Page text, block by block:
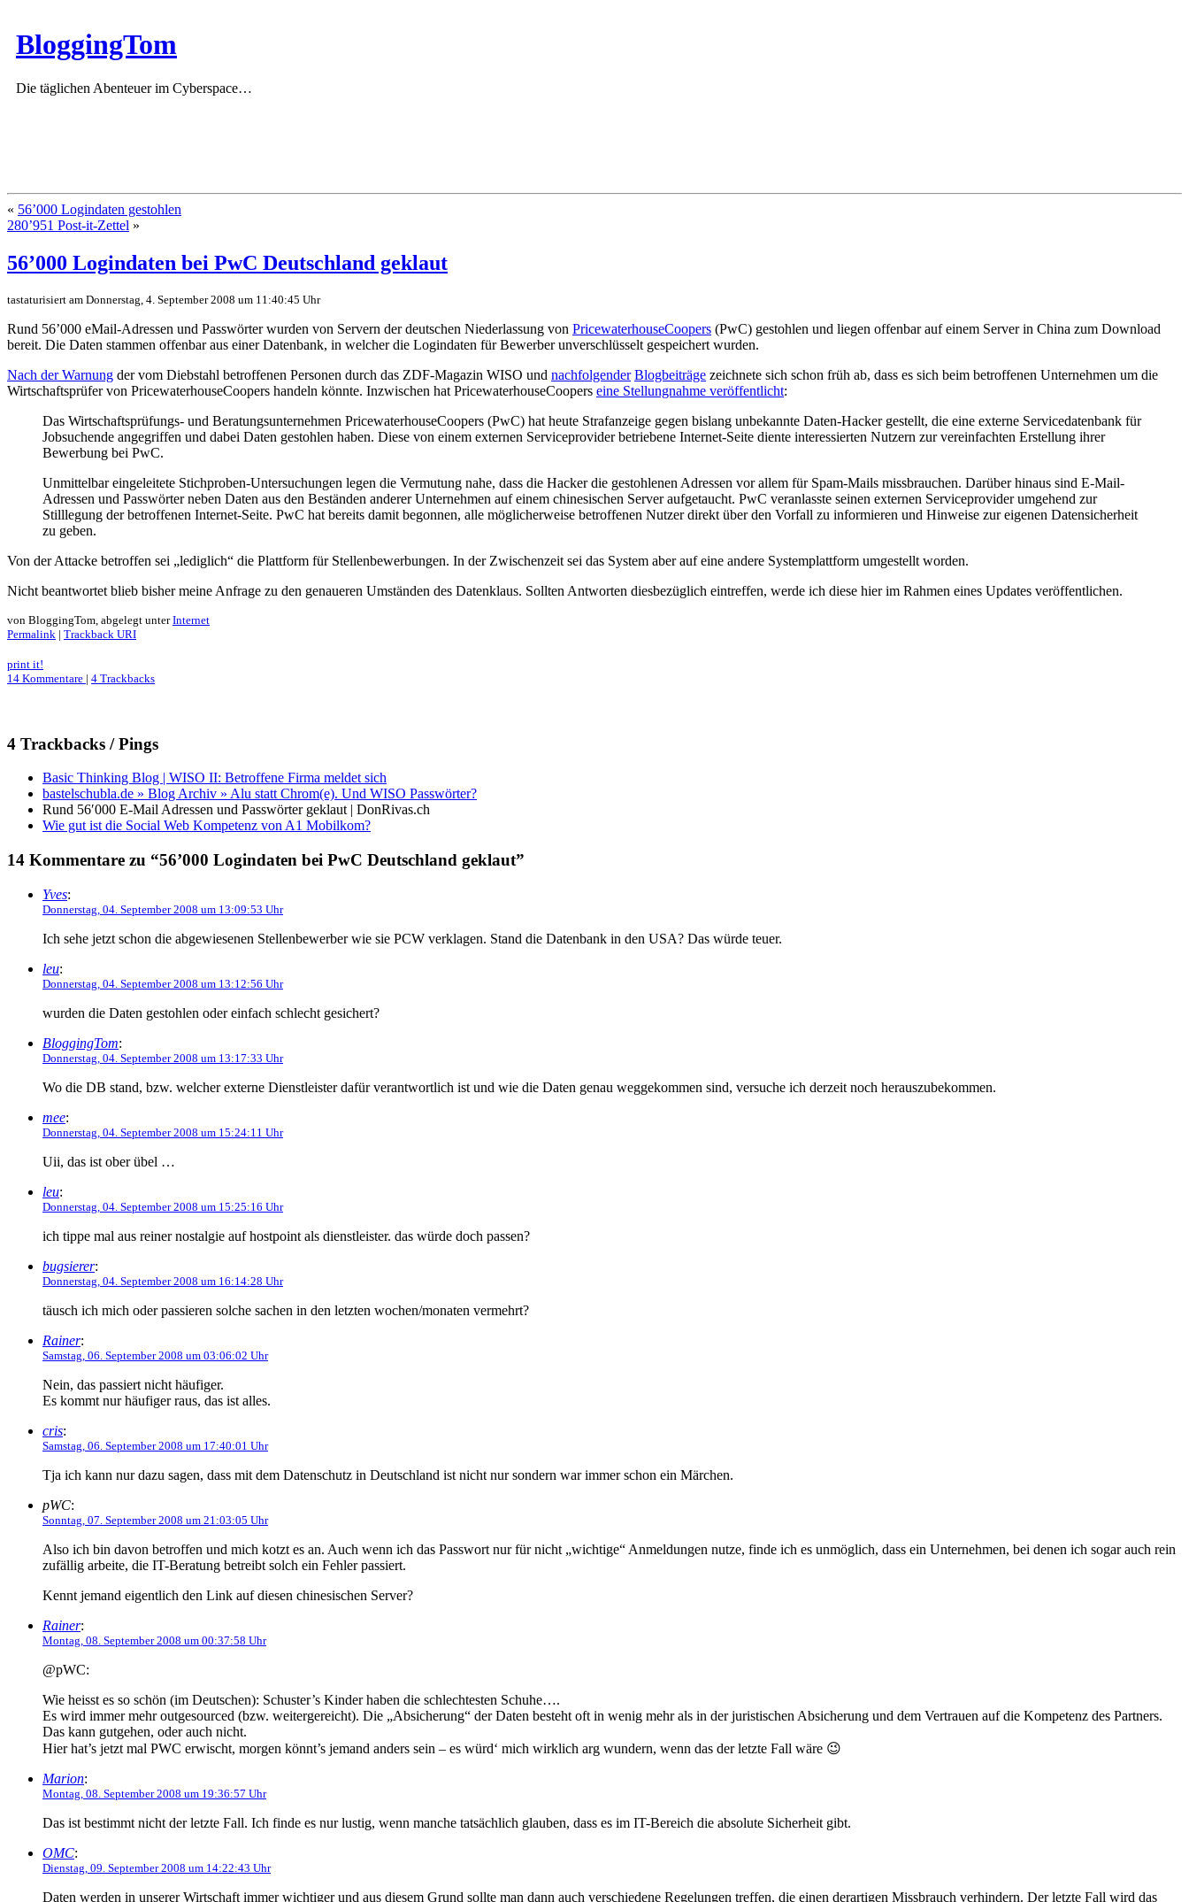
BloggingTom
Die täglichen Abenteuer im Cyberspace…
« 56’000 Logindaten gestohlen
280’951 Post-it-Zettel »
56’000 Logindaten bei PwC Deutschland geklaut
tastaturisiert am Donnerstag, 4. September 2008 um 11:40:45 Uhr
Rund 56’000 eMail-Adressen und Passwörter wurden von Servern der deutschen Niederlassung von PricewaterhouseCoopers (PwC) gestohlen und liegen offenbar auf einem Server in China zum Download
bereit. Die Daten stammen offenbar aus einer Datenbank, in welcher die Logindaten für Bewerber unverschlüsselt gespeichert wurden.
Nach der Warnung der vom Diebstahl betroffenen Personen durch das ZDF-Magazin WISO und nachfolgender Blogbeiträge zeichnete sich schon früh ab, dass es sich beim betroffenen Unternehmen um die
Wirtschaftsprüfer von PricewaterhouseCoopers handeln könnte. Inzwischen hat PricewaterhouseCoopers eine Stellungnahme veröffentlicht:
Das Wirtschaftsprüfungs- und Beratungsunternehmen PricewaterhouseCoopers (PwC) hat heute Strafanzeige gegen bislang unbekannte Daten-Hacker gestellt, die eine externe Servicedatenbank für
Jobsuchende angegriffen und dabei Daten gestohlen haben. Diese von einem externen Serviceprovider betriebene Internet-Seite diente interessierten Nutzern zur vereinfachten Erstellung ihrer
Bewerbung bei PwC.
Unmittelbar eingeleitete Stichproben-Untersuchungen legen die Vermutung nahe, dass die Hacker die gestohlenen Adressen vor allem für Spam-Mails missbrauchen. Darüber hinaus sind E-Mail-
Adressen und Passwörter neben Daten aus den Beständen anderer Unternehmen auf einem chinesischen Server aufgetaucht. PwC veranlasste seinen externen Serviceprovider umgehend zur
Stilllegung der betroffenen Internet-Seite. PwC hat bereits damit begonnen, alle möglicherweise betroffenen Nutzer direkt über den Vorfall zu informieren und Hinweise zur eigenen Datensicherheit
zu geben.
Von der Attacke betroffen sei „lediglich“ die Plattform für Stellenbewerbungen. In der Zwischenzeit sei das System aber auf eine andere Systemplattform umgestellt worden.
Nicht beantwortet blieb bisher meine Anfrage zu den genaueren Umständen des Datenklaus. Sollten Antworten diesbezüglich eintreffen, werde ich diese hier im Rahmen eines Updates veröffentlichen.
von BloggingTom, abgelegt unterInternet
Permalink | Trackback URI
print it!
14 Kommentare | 4 Trackbacks
4 Trackbacks / Pings
Basic Thinking Blog | WISO II: Betroffene Firma meldet sich
bastelschubla.de » Blog Archiv » Alu statt Chrom(e). Und WISO Passwörter?
Rund 56′000 E-Mail Adressen und Passwörter geklaut | DonRivas.ch
Wie gut ist die Social Web Kompetenz von A1 Mobilkom?
14 Kommentare zu “56’000 Logindaten bei PwC Deutschland geklaut”
Yves:
Donnerstag, 04. September 2008 um 13:09:53 Uhr
Ich sehe jetzt schon die abgewiesenen Stellenbewerber wie sie PCW verklagen. Stand die Datenbank in den USA? Das würde teuer.
leu:
Donnerstag, 04. September 2008 um 13:12:56 Uhr
wurden die Daten gestohlen oder einfach schlecht gesichert?
BloggingTom:
Donnerstag, 04. September 2008 um 13:17:33 Uhr
Wo die DB stand, bzw. welcher externe Dienstleister dafür verantwortlich ist und wie die Daten genau weggekommen sind, versuche ich derzeit noch herauszubekommen.
mee:
Donnerstag, 04. September 2008 um 15:24:11 Uhr
Uii, das ist ober übel …
leu:
Donnerstag, 04. September 2008 um 15:25:16 Uhr
ich tippe mal aus reiner nostalgie auf hostpoint als dienstleister. das würde doch passen?
bugsierer:
Donnerstag, 04. September 2008 um 16:14:28 Uhr
täusch ich mich oder passieren solche sachen in den letzten wochen/monaten vermehrt?
Rainer:
Samstag, 06. September 2008 um 03:06:02 Uhr
Nein, das passiert nicht häufiger.
Es kommt nur häufiger raus, das ist alles.
cris:
Samstag, 06. September 2008 um 17:40:01 Uhr
Tja ich kann nur dazu sagen, dass mit dem Datenschutz in Deutschland ist nicht nur sondern war immer schon ein Märchen.
pWC:
Sonntag, 07. September 2008 um 21:03:05 Uhr
Also ich bin davon betroffen und mich kotzt es an. Auch wenn ich das Passwort nur für nicht „wichtige“ Anmeldungen nutze, finde ich es unmöglich, dass ein Unternehmen, bei denen ich sogar auch rein
zufällig arbeite, die IT-Beratung betreibt solch ein Fehler passiert.
Kennt jemand eigentlich den Link auf diesen chinesischen Server?
Rainer:
Montag, 08. September 2008 um 00:37:58 Uhr
@pWC:
Wie heisst es so schön (im Deutschen): Schuster’s Kinder haben die schlechtesten Schuhe….
Es wird immer mehr outgesourced (bzw. weitergereicht). Die „Absicherung“ der Daten besteht oft in wenig mehr als in der juristischen Absicherung und dem Vertrauen auf die Kompetenz des Partners.
Das kann gutgehen, oder auch nicht.
Hier hat’s jetzt mal PWC erwischt, morgen könnt’s jemand anders sein – es würd‘ mich wirklich arg wundern, wenn das der letzte Fall wäre 😉
Marion:
Montag, 08. September 2008 um 19:36:57 Uhr
Das ist bestimmt nicht der letzte Fall. Ich finde es nur lustig, wenn manche tatsächlich glauben, dass es im IT-Bereich die absolute Sicherheit gibt.
OMC:
Dienstag, 09. September 2008 um 14:22:43 Uhr
Daten werden in unserer Wirtschaft immer wichtiger und aus diesem Grund sollte man dann auch verschiedene Regelungen treffen, die einen derartigen Missbrauch verhindern. Der letzte Fall wird das